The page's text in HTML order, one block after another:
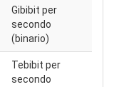
Gibibit per
secondo
(binario)
Tebibit per
secondo